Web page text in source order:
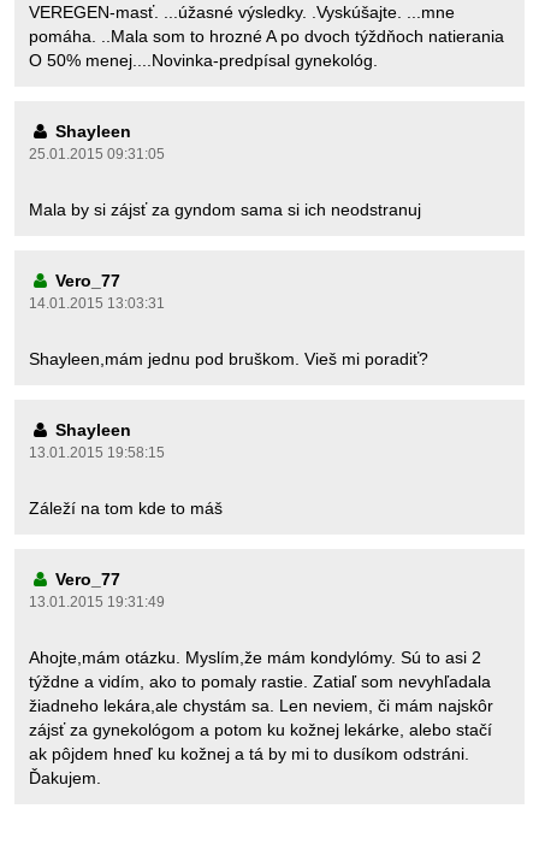
VEREGEN-masť. ...úžasné výsledky. .Vyskúšajte. ...mne
pomáha. ..Mala som to hrozné A po dvoch týždňoch natierania
O 50% menej....Novinka-predpísal gynekológ.
Shayleen
25.01.2015 09:31:05
Mala by si zájsť za gyndom sama si ich neodstranuj
Vero_77
14.01.2015 13:03:31
Shayleen,mám jednu pod bruškom. Vieš mi poradiť?
Shayleen
13.01.2015 19:58:15
Záleží na tom kde to máš
Vero_77
13.01.2015 19:31:49
Ahojte,mám otázku. Myslím,že mám kondylómy. Sú to asi 2
týždne a vidím, ako to pomaly rastie. Zatiaľ som nevyhľadala
žiadneho lekára,ale chystám sa. Len neviem, či mám najskôr
zájsť za gynekológom a potom ku kožnej lekárke, alebo stačí
ak pôjdem hneď ku kožnej a tá by mi to dusíkom odstráni.
Ďakujem.